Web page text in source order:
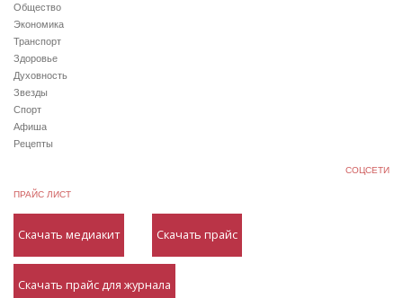
Общество
Экономика
Транспорт
Здоровье
Духовность
Звезды
Спорт
Афиша
Рецепты
СОЦСЕТИ
ПРАЙС ЛИСТ
Скачать медиакит Скачать прайс
Скачать прайс для журнала